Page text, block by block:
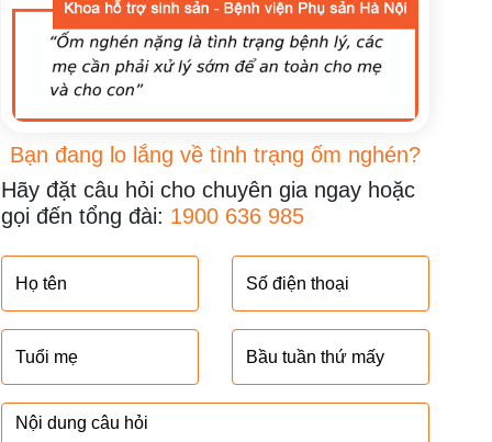
Bạn đang lo lắng về tình trạng ốm nghén?
Hãy đặt câu hỏi cho chuyên gia ngay hoặc
gọi đến tổng đài: 1900 636 985